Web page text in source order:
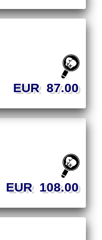
EUR 87.00
EUR 108.00